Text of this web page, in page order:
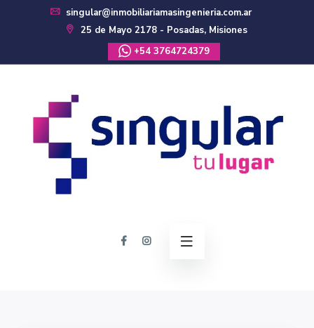
singular@inmobiliariamasingenieria.com.ar
25 de Mayo 2178 - Posadas, Misiones
+54 3764724379